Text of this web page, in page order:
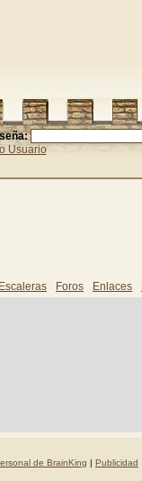
Usuario
Escaleras Foros Enlaces
de BrainKing | Publicidad